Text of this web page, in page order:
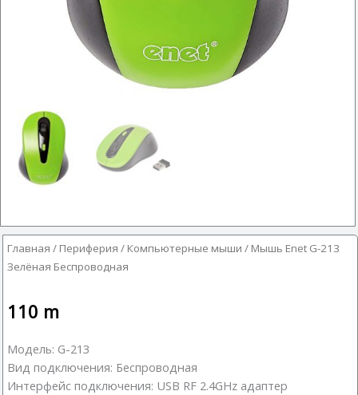
Главная / Периферия / Компьютерные мыши / Мышь Enet G-213
Зелёная Беспроводная
110 m
Модель: G-213
Вид подключения: Беспроводная
Интерфейс подключения: USB RF 2.4GHz адаптер